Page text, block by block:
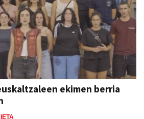
ekimen berria